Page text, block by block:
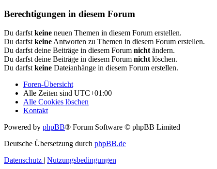
Berechtigungen in diesem Forum
Du darfst keine neuen Themen in diesem Forum erstellen.
Du darfst keine Antworten zu Themen in diesem Forum erstellen.
Du darfst deine Beiträge in diesem Forum nicht ändern.
Du darfst deine Beiträge in diesem Forum nicht löschen.
Du darfst keine Dateianhänge in diesem Forum erstellen.
Foren-Übersicht
Alle Zeiten sind UTC+01:00
Alle Cookies löschen
Kontakt
Powered by phpBB® Forum Software © phpBB Limited
Deutsche Übersetzung durch phpBB.de
Datenschutz | Nutzungsbedingungen